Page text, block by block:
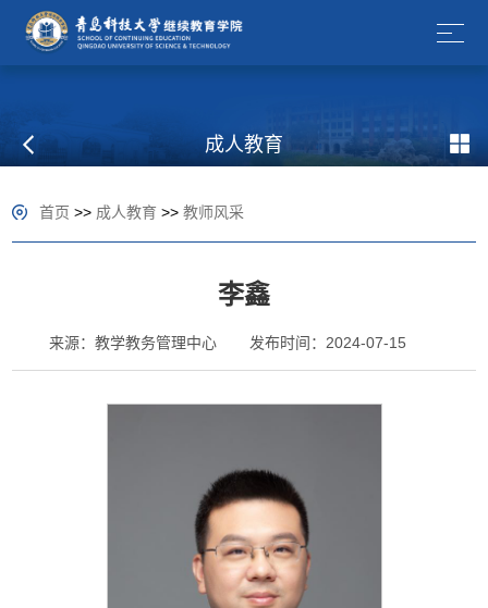
成人教育
首页 >> 成人教育 >>教师风采
李鑫
来源：教学教务管理中心 发布时间：2024-07-15